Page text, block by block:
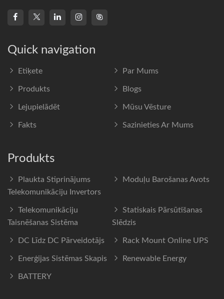
Quick navigation
Etiķete Par Mums
Produkts Blogs
Lejupielādēt Mūsu Vēsture
Fakts Sazinieties Ar Mums
Produkts
Plaukta Stiprinājums
Telekomunikāciju Invertors
Moduļu Barošanas Avots
Telekomunikāciju
Taisnēšanas Sistēma
Statiskais Pārsūtīšanas
Slēdzis
DC Līdz DC Pārveidotājs Rack Mount Online UPS
Enerģijas Sistēmas Skapis Renewable Energy
BATTERY